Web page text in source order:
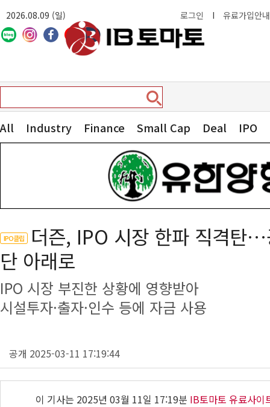
2026.08.09 (일) 로그인 I 유료가입안내
All Industry Finance Small Cap Deal IPO
IPO클립
더즌, IPO 시장 한파 직격탄
단 아래로
IPO 시장 부진한 상황에 영향받아
시설투자·출자·인수 등에 자금 사용
공개 2025-03-11 17:19:44
이 기사는 2025년 03월 11일 17:19분 IB토마토 유료사이